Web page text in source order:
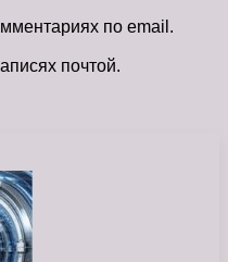
по email.
почтой.